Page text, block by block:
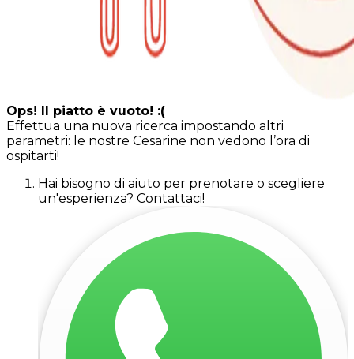
Ops! Il piatto è vuoto! :(
Effettua una nuova ricerca impostando altri
parametri: le nostre Cesarine non vedono l’ora di
ospitarti!
Hai bisogno di aiuto per prenotare o scegliere
un'esperienza? Contattaci!